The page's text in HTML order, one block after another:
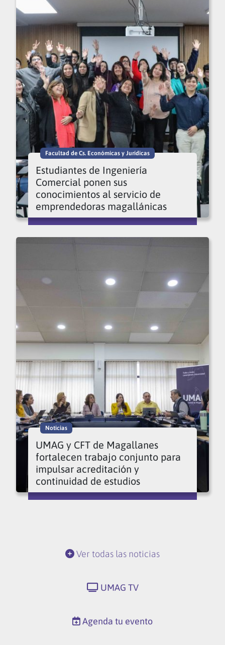
Facultad de Cs. Económicas y Jurídicas
Estudiantes de Ingeniería
Comercial ponen sus
conocimientos al servicio de
emprendedoras magallánicas
Noticias
UMAG y CFT de Magallanes
fortalecen trabajo conjunto para
impulsar acreditación y
continuidad de estudios
Ver todas las noticias
UMAG TV
Agenda tu evento